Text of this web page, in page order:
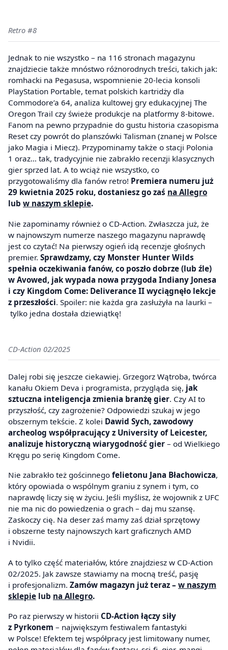
Retro #8
Jednak to nie wszystko – na 116 stronach magazynu
znajdziecie także mnóstwo różnorodnych treści, takich jak:
romhacki na Pegasusa, wspomnienie 20-lecia konsoli
PlayStation Portable, temat polskich kartridży dla
Commodore’a 64, analiza kultowej gry edukacyjnej The
Oregon Trail czy świeże produkcje na platformy 8-bitowe.
Fanom na pewno przypadnie do gustu historia czasopisma
Reset czy powrót do planszówki Talisman (znanej w Polsce
jako Magia i Miecz). Przypominamy także o stacji Polonia
1 oraz… tak, tradycyjnie nie zabrakło recenzji klasycznych
gier sprzed lat. A to wciąż nie wszystko, co
przygotowaliśmy dla fanów retro! Premiera numeru już
29 kwietnia 2025 roku, dostaniesz go zaś na Allegro
lub w naszym sklepie.
Nie zapominamy również o CD-Action. Zwłaszcza już, że
w najnowszym numerze naszego magazynu naprawdę
jest co czytać! Na pierwszy ogień idą recenzje głośnych
premier. Sprawdzamy, czy Monster Hunter Wilds
spełnia oczekiwania fanów, co poszło dobrze (lub źle)
w Avowed, jak wypada nowa przygoda Indiany Jonesa
i czy Kingdom Come: Deliverance II wyciągnęło lekcje
z przeszłości. Spoiler: nie każda gra zasłużyła na laurki –
tylko jedna dostała dziewiątkę!
CD-Action 02/2025
Dalej robi się jeszcze ciekawiej. Grzegorz Wątroba, twórca
kanału Okiem Deva i programista, przygląda się, jak
sztuczna inteligencja zmienia branżę gier. Czy AI to
przyszłość, czy zagrożenie? Odpowiedzi szukaj w jego
obszernym tekście. Z kolei Dawid Sych, zawodowy
archeolog współpracujący z University of Leicester,
analizuje historyczną wiarygodność gier – od Wielkiego
Kręgu po serię Kingdom Come.
Nie zabrakło też gościnnego felietonu Jana Błachowicza,
który opowiada o wspólnym graniu z synem i tym, co
naprawdę liczy się w życiu. Jeśli myślisz, że wojownik z UFC
nie ma nic do powiedzenia o grach – daj mu szansę.
Zaskoczy cię. Na deser zaś mamy zaś dział sprzętowy
i obszerne testy najnowszych kart graficznych AMD
i Nvidii.
A to tylko część materiałów, które znajdziesz w CD-Action
02/2025. Jak zawsze stawiamy na mocną treść, pasję
i profesjonalizm. Zamów magazyn już teraz – w naszym
sklepie lub na Allegro.
Po raz pierwszy w historii CD-Action łączy siły
z Pyrkonem – największym festiwalem fantastyki
w Polsce! Efektem tej współpracy jest limitowany numer,